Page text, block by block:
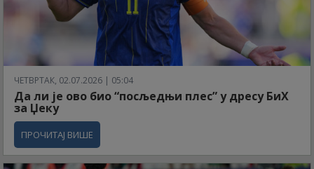
ЧЕТВРТАК, 02.07.2026 | 05:04
Да ли је ово био “посљедњи плес” у дресу БиХ
за Џеку
ПРОЧИТАЈ ВИШЕ